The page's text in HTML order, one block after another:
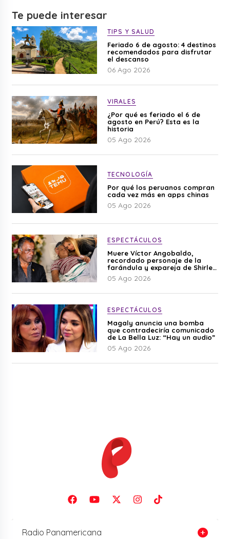
Te puede interesar
TIPS Y SALUD
Feriado 6 de agosto: 4 destinos
recomendados para disfrutar
el descanso
06 Ago 2026
VIRALES
¿Por qué es feriado el 6 de
agosto en Perú? Esta es la
historia
05 Ago 2026
TECNOLOGÍA
Por qué los peruanos compran
cada vez más en apps chinas
05 Ago 2026
ESPECTÁCULOS
Muere Víctor Angobaldo,
recordado personaje de la
farándula y expareja de Shirley
Cherres
05 Ago 2026
ESPECTÁCULOS
Magaly anuncia una bomba
que contradeciría comunicado
de La Bella Luz: “Hay un audio”
05 Ago 2026
Radio Panamericana